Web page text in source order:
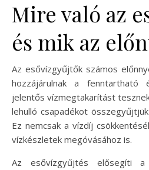
Mire való az
és mik az
Az esővízgyűjtők számos
hozzájárulnak a fenntartható
jelentős vízmegtakarítást
lehulló csapadékot
Ez nemcsak a vízdíj
vízkészletek megóvásához is.
Az esővízgyűjtés elősegíti a